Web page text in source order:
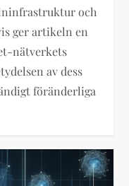
och
ger artikeln en
nätverkets
av dess
föränderliga